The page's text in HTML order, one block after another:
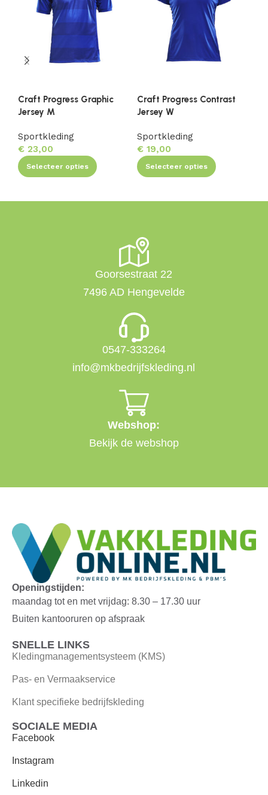
Craft Progress Graphic
Jersey M
Sportkleding
€ 23,00
Selecteer opties
Craft Progress Contrast
Jersey W
Sportkleding
€19,00
Selecteer opties
Goorsestraat 22
7496 AD Hengevelde
0547-333264
info@mkbedrijfskleding.nl
Webshop:
Bekijk de webshop
Openingstijden:
maandag tot en met vrijdag: 8.30 – 17.30 uur
Buiten kantooruren op afspraak
SNELLE LINKS
Kledingmanagementsysteem (KMS)
Pas- en Vermaakservice
Klant specifieke bedrijfskleding
SOCIALE MEDIA
Facebook
Instagram
Linkedin